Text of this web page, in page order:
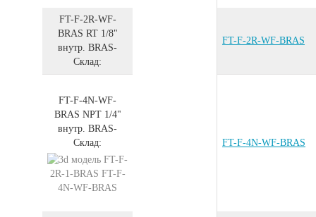
FT-F-2R-WF-
BRAS RT 1/8"
внутр. BRAS-
Склад:
FT-F-2R-WF-BRAS
FT-F-4N-WF-
BRAS NPT 1/4"
внутр. BRAS-
Склад:
FT-F-4N-WF-BRAS